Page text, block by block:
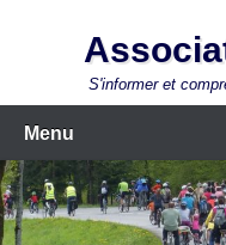
S'informer et
Menu